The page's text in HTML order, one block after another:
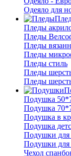
Одеяло для
Пледы
Пледы
Пледы
Пледы
Пледы стиль
Пледы
Пледы
Подушка
Подушка
Подушка в
Подушка
Подушки для
Подушки для
Чехол